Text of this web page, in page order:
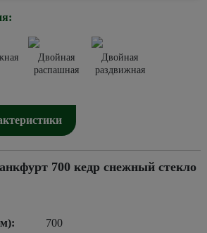
Двойная
распашная
Двойная
раздвижная
700 кедр снежный стекло
700